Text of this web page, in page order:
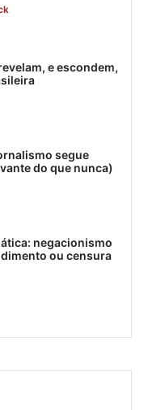
e escondem,
segue
do que nunca)
negacionismo
ou censura